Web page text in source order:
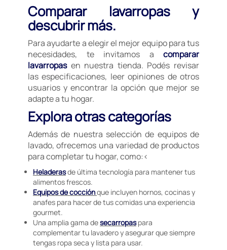
Comparar lavarropas y
descubrir más.
Para ayudarte a elegir el mejor equipo para tus
necesidades, te invitamos a comparar
lavarropasen nuestra tienda. Podés revisar
las especificaciones, leer opiniones de otros
usuarios y encontrar la opción que mejor se
adapte a tu hogar.
Explora otras categorías
Además de nuestra selección de equipos de
lavado, ofrecemos una variedad de productos
para completar tu hogar, como:<
Heladerasde última tecnología para mantener tus
alimentos frescos.
Equipos de cocciónque incluyen hornos, cocinas y
anafes para hacer de tus comidas una experiencia
gourmet.
Una amplia gama desecarropaspara
complementar tu lavadero y asegurar que siempre
tengas ropa seca y lista para usar.